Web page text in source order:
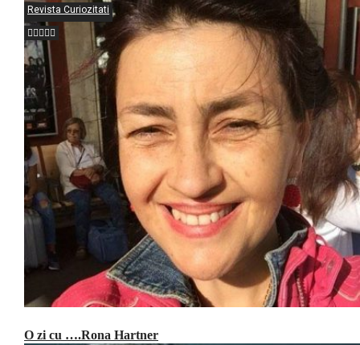
Revista Curiozitati
O zi cu ….Rona Hartner